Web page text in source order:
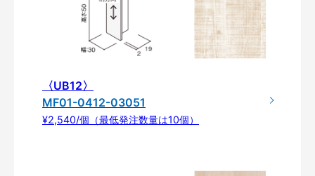
〈UB12〉
MF01-0412-03051
¥2,540/個（最低発注数量は10個）